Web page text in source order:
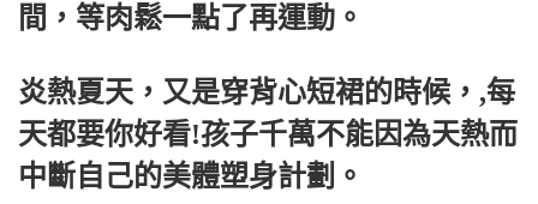
間，等肉鬆一點了再運動。
炎熱夏天，又是穿背心短裙的時候，,每
天都要你好看!孩子千萬不能因為天熱而
中斷自己的美體塑身計劃。